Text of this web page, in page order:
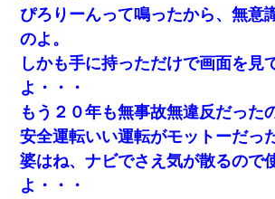
今日夫の実家に泊ったんだけど、朝起きたら
リしてた
【悲報】姉と入浴中に大きくなってしまった
ｗ
旦那の元カノをSNSで探して写真を保存して
を晒してた。ほとんどがブスという評価の中
評価で苦々しく思った
ぴろりーんって鳴ったから、無意
のよ。
しかも手に持っただけで画面を見
よ・・・
もう２０年も無事故無違反だった
安全運転いい運転がモットーだっ
婆はね、ナビでさえ気が散るので
よ・・・